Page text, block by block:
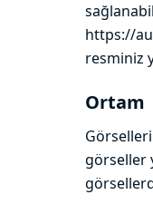
https://
resminiz
Ortam
görseller